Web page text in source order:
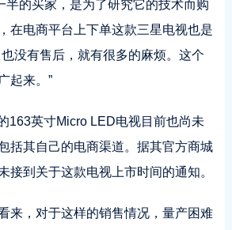
半的买家，是为了研究它的技术而购
在电商平台上下单这款三星电视也是
没有售后，就有很多的麻烦。这个
起来。”
163英寸Micro LED电视目前也尚未
括其自己的电商渠道。据其官方商城
接到关于这款电视上市时间的通知。
来，对于这样的销售情况，量产困难